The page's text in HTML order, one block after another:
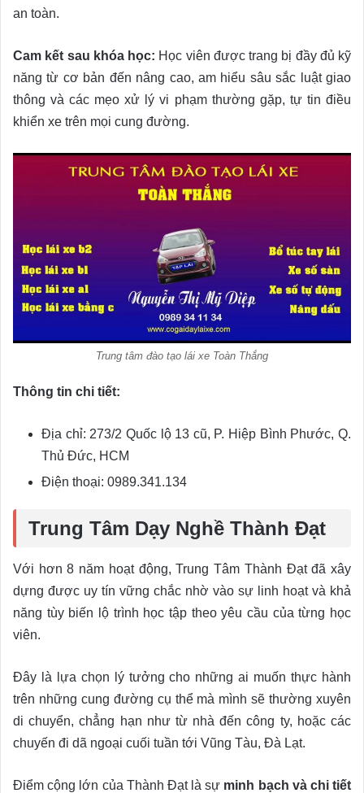
an toàn.
Cam kết sau khóa học: Học viên được trang bị đầy đủ kỹ
năng từ cơ bản đến nâng cao, am hiểu sâu sắc luật giao
thông và các mẹo xử lý vi phạm thường gặp, tự tin điều
khiển xe trên mọi cung đường.
Trung tâm đào tạo lái xe Toàn Thắng
Thông tin chi tiết:
Địa chỉ: 273/2 Quốc lộ 13 cũ, P. Hiệp Bình Phước, Q.
Thủ Đức, HCM
Điện thoại: 0989.341.134
Trung Tâm Dạy Nghề Thành Đạt
Với hơn 8 năm hoạt động, Trung Tâm Thành Đạt đã xây
dựng được uy tín vững chắc nhờ vào sự linh hoạt và khả
năng tùy biến lộ trình học tập theo yêu cầu của từng học
viên.
Đây là lựa chọn lý tưởng cho những ai muốn thực hành
trên những cung đường cụ thể mà mình sẽ thường xuyên
di chuyển, chẳng hạn như từ nhà đến công ty, hoặc các
chuyến đi dã ngoại cuối tuần tới Vũng Tàu, Đà Lạt.
Điểm cộng lớn của Thành Đạt là sự minh bạch và chi tiết